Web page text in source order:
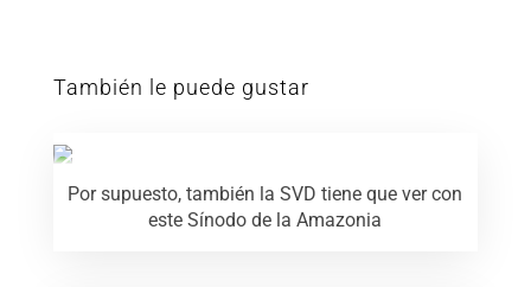
También le puede gustar
Por supuesto, también la SVD tiene que ver con
este Sínodo de la Amazonia